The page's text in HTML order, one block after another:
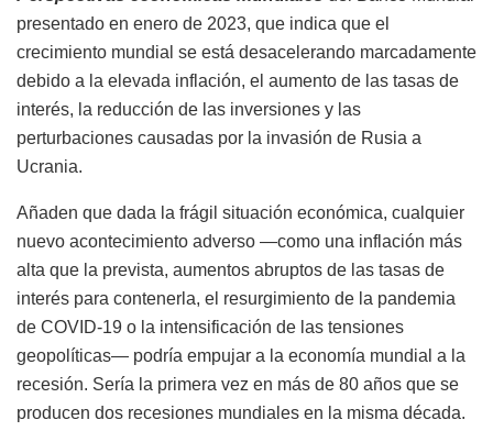
presentado en enero de 2023, que indica que el
crecimiento mundial se está desacelerando marcadamente
debido a la elevada inflación, el aumento de las tasas de
interés, la reducción de las inversiones y las
perturbaciones causadas por la invasión de Rusia a
Ucrania.
Añaden que dada la frágil situación económica, cualquier
nuevo acontecimiento adverso —como una inflación más
alta que la prevista, aumentos abruptos de las tasas de
interés para contenerla, el resurgimiento de la pandemia
de COVID‑19 o la intensificación de las tensiones
geopolíticas— podría empujar a la economía mundial a la
recesión. Sería la primera vez en más de 80 años que se
producen dos recesiones mundiales en la misma década.